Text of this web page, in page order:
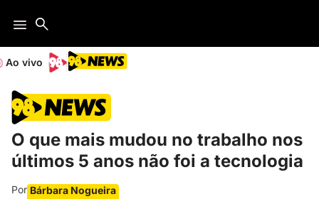
Ao vivo
O que mais mudou no trabalho nos
últimos 5 anos não foi a tecnologia
Por Bárbara Nogueira